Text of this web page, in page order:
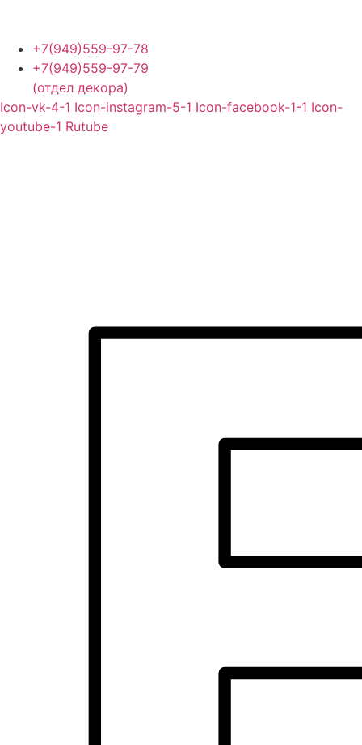
содержимому
+7(949)559-97-78
+7(949)559-97-79
(отдел декора)
Icon-vk-4-1 Icon-instagram-5-1 Icon-facebook-1-1 Icon-
youtube-1 Rutube